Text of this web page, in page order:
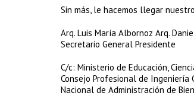
Sin más, le hacemos llegar
Arq. Luis María Albornoz Arq.
Secretario General Presidente
C/c: Ministerio de Educación,
Consejo Profesional de Ingeniería
Nacional de Administración de